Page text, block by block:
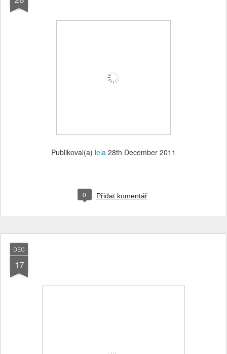
Publikoval(a) lela 28th December 2011
0 Přidat komentář
DEC
17